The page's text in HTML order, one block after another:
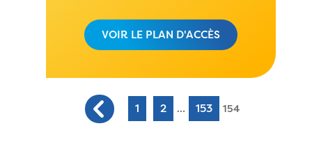
VOIR LE PLAN D'ACCÈS
1 2 … 153 154